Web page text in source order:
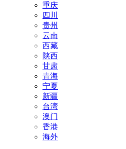
重庆
四川
贵州
云南
西藏
陕西
甘肃
青海
宁夏
新疆
台湾
澳门
香港
海外